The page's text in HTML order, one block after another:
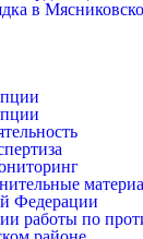
в
Федерации
работы по